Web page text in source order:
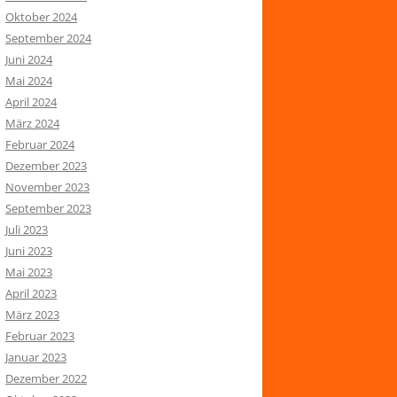
Oktober 2024
September 2024
Juni 2024
Mai 2024
April 2024
März 2024
Februar 2024
Dezember 2023
November 2023
September 2023
Juli 2023
Juni 2023
Mai 2023
April 2023
März 2023
Februar 2023
Januar 2023
Dezember 2022